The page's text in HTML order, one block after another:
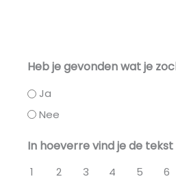
Heb je gevonden wat je
Ja
Nee
In hoeverre vind je de
1 2 3 4 5 6